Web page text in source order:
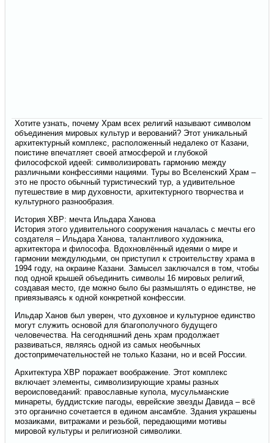
Хотите узнать, почему Храм всех религий называют символом
объединения мировых культур и верований? Этот уникальный
архитектурный комплекс, расположенный недалеко от Казани,
поистине впечатляет своей атмосферой и глубокой
философской идеей: символизировать гармонию между
различными конфессиями нациями. Туры во Вселенский Храм –
это не просто обычный туристический тур, а удивительное
путешествие в мир духовности, архитектурного творчества и
культурного разнообразия.
История ХВР: мечта Ильдара Ханова
История этого удивительного сооружения началась с мечты его
создателя – Ильдара Ханова, талантливого художника,
архитектора и философа. Вдохновлённый идеями о мире и
гармонии междулюдьми, он приступил к строительству храма в
1994 году, на окраине Казани. Замысел заключался в том, чтобы
под одной крышей объединить символы 16 мировых религий,
создавая место, где можно было бы размышлять о единстве, не
привязываясь к одной конкретной конфессии.
Ильдар Ханов был уверен, что духовное и культурное единство
могут служить основой для благополучного будущего
человечества. На сегодняшний день храм продолжает
развиваться, являясь одной из самых необычных
достопримечательностей не только Казани, но и всей России.
Архитектура ХВР поражает воображение. Этот комплекс
включает элементы, символизирующие храмы разных
вероисповеданий: православные купола, мусульманские
минареты, буддистские пагоды, еврейские звезды Давида – всё
это органично сочетается в едином ансамбле. Здания украшены
мозаиками, витражами и резьбой, передающими мотивы
мировой культуры и религиозной символики.